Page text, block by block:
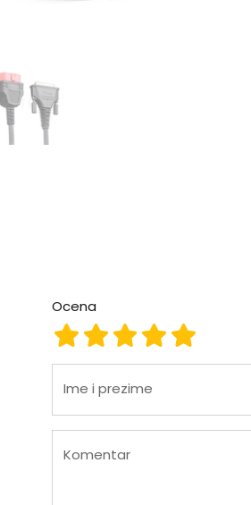
Ocena
Ocena 5
Ocena 4
Ocena 3
Ocena 2
Ocena 1
Ime i prezime
Komentar